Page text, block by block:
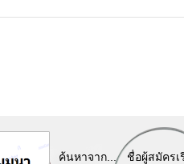
ค้นหาจาก... ชื่อผู้สมัครเ